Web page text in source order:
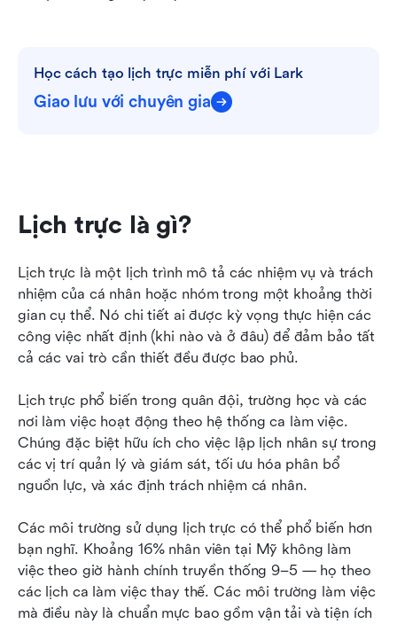
Học cách tạo lịch trực miễn phí với Lark
Giao lưu với chuyên gia
Lịch trực là gì?
Lịch trực là một lịch trình mô tả các nhiệm vụ và trách
nhiệm của cá nhân hoặc nhóm trong một khoảng thời
gian cụ thể. Nó chi tiết ai được kỳ vọng thực hiện các
công việc nhất định (khi nào và ở đâu) để đảm bảo tất
cả các vai trò cần thiết đều được bao phủ.
Lịch trực phổ biến trong quân đội, trường học và các
nơi làm việc hoạt động theo hệ thống ca làm việc.
Chúng đặc biệt hữu ích cho việc lập lịch nhân sự trong
các vị trí quản lý và giám sát, tối ưu hóa phân bổ
nguồn lực, và xác định trách nhiệm cá nhân.
Các môi trường sử dụng lịch trực có thể phổ biến hơn
bạn nghĩ. Khoảng 16% nhân viên tại Mỹ không làm
việc theo giờ hành chính truyền thống 9–5 — họ theo
các lịch ca làm việc thay thế. Các môi trường làm việc
mà điều này là chuẩn mực bao gồm vận tải và tiện ích